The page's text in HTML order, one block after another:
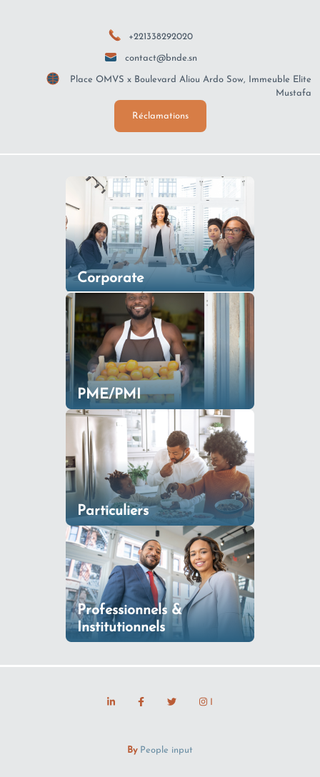
+221338292020
contact@bnde.sn
Place OMVS x Boulevard Aliou Ardo Sow, Immeuble Elite
Mustafa
Réclamations
Corporate
PME/PMI
Particuliers
Professionnels &
Institutionnels
By People input